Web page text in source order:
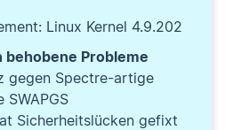
Linux Kernel 4.9.202
behobene Probleme
gegen Spectre-artige
SWAPGS
Sicherheitslücken gefixt